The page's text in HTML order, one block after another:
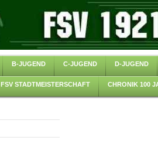
B-JUGEND C-JUGEND D-JUGEND
FSV STADTMEISTERSCHAFT CHRONIK 100